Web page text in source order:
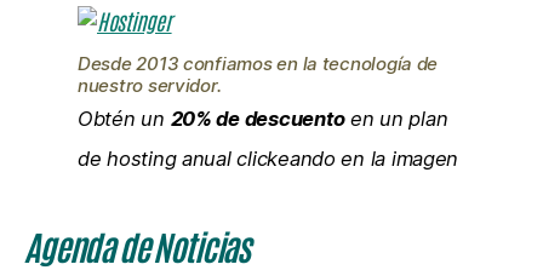
Desde 2013 confiamos en la tecnología de
nuestro servidor.
Obtén un 20% de descuentoen un plan
de hosting anual clickeando en la imagen
Agenda de Noticias